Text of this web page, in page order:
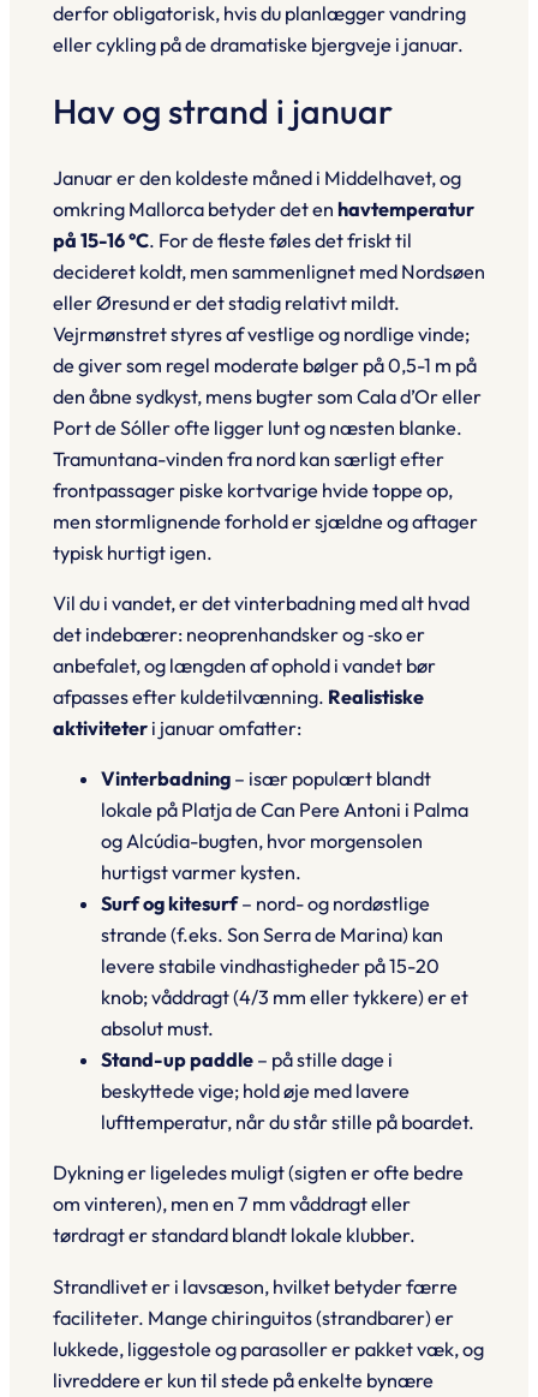
derfor obligatorisk, hvis du planlægger vandring
eller cykling på de dramatiske bjergveje i januar.
Hav og strand i januar
Januar er den koldeste måned i Middelhavet, og
omkring Mallorca betyder det en havtemperatur
på 15-16 °C. For de fleste føles det friskt til
decideret koldt, men sammenlignet med Nordsøen
eller Øresund er det stadig relativt mildt.
Vejrmønstret styres af vestlige og nordlige vinde;
de giver som regel moderate bølger på 0,5-1 m på
den åbne sydkyst, mens bugter som Cala d’Or eller
Port de Sóller ofte ligger lunt og næsten blanke.
Tramuntana-vinden fra nord kan særligt efter
frontpassager piske kortvarige hvide toppe op,
men stormlignende forhold er sjældne og aftager
typisk hurtigt igen.
Vil du i vandet, er det vinterbadning med alt hvad
det indebærer: neoprenhandsker og ‑sko er
anbefalet, og længden af ophold i vandet bør
afpasses efter kuldetilvænning. Realistiske
aktiviteter i januar omfatter:
Vinterbadning – især populært blandt
lokale på Platja de Can Pere Antoni i Palma
og Alcúdia-bugten, hvor morgensolen
hurtigst varmer kysten.
Surf og kitesurf– nord- og nordøstlige
strande (f.eks. Son Serra de Marina) kan
levere stabile vindhastigheder på 15-20
knob; våddragt (4/3 mm eller tykkere) er et
absolut must.
Stand-up paddle – på stille dage i
beskyttede vige; hold øje med lavere
lufttemperatur, når du står stille på boardet.
Dykning er ligeledes muligt (sigten er ofte bedre
om vinteren), men en 7 mm våddragt eller
tørdragt er standard blandt lokale klubber.
Strandlivet er i lavsæson, hvilket betyder færre
faciliteter. Mangechiringuitos(strandbarer) er
lukkede, liggestole og parasoller er pakket væk, og
livreddere er kun til stede på enkelte bynære